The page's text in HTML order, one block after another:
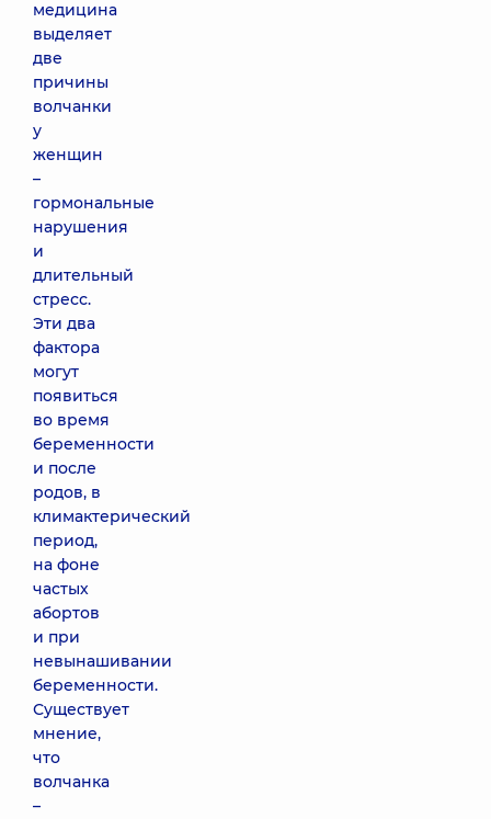
медицина
выделяет
две
причины
волчанки
у
женщин
–
гормональные
нарушения
и
длительный
стресс.
Эти два
фактора
могут
появиться
во время
беременности
и после
родов, в
климактерический
период,
на фоне
частых
абортов
и при
невынашивании
беременности.
Существует
мнение,
что
волчанка
–